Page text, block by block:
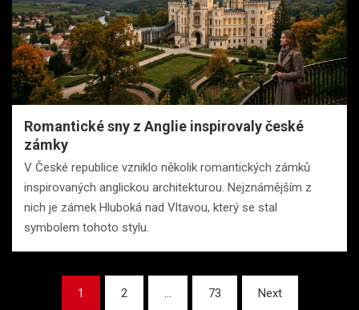
Romantické sny z Anglie inspirovaly české
zámky
V České republice vzniklo několik romantických zámků
inspirovaných anglickou architekturou. Nejznámějším z
nich je zámek Hluboká nad Vltavou, který se stal
symbolem tohoto stylu.
Stránkování
1 2 … 73 Next